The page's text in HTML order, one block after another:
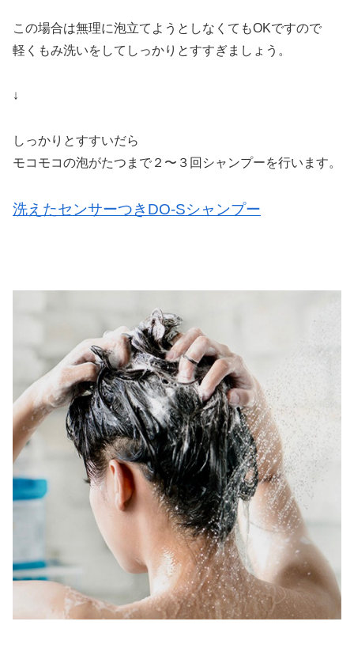
この場合は無理に泡立てようとしなくてもOKですので
軽くもみ洗いをしてしっかりとすすぎましょう。
↓
しっかりとすすいだら
モコモコの泡がたつまで２〜３回シャンプーを行います。
洗えたセンサーつきDO-Sシャンプー